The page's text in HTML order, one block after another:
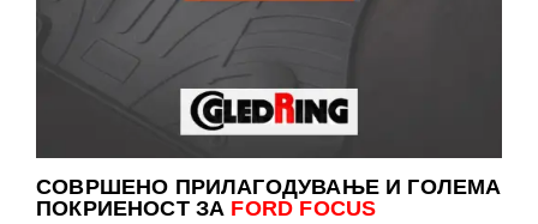
СОВРШЕНО ПРИЛАГОДУВАЊЕ И ГОЛЕМА
ПОКРИЕНОСТ ЗА FORD FOCUS